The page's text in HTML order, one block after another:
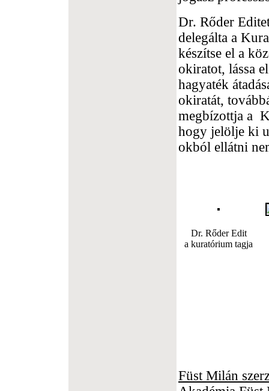
Dr. Rőder
delegálta a
készítse el a
okiratot, lássa
hagyaték
okiratát,
megbízottja a
hogy jelölje ki
okból ellátni
Dr. Rőder Edit
a kuratórium tagja
Füst Milán